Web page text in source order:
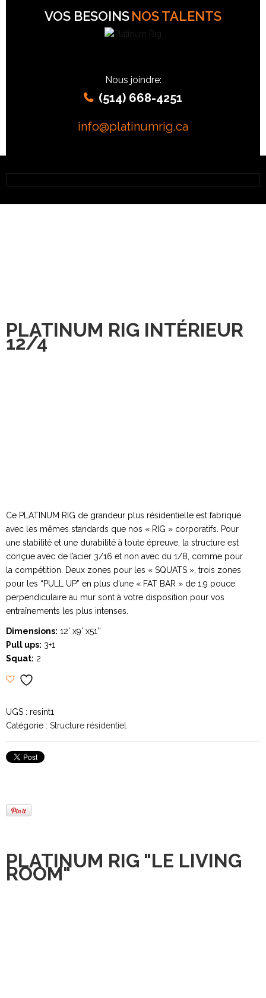
VOS BESOINSNOS TALENTS
Nous joindre:
(514) 668-4251
info@platinumrig.ca
PLATINUM RIG INTÉRIEUR
12/4
Ce PLATINUM RIG de grandeur plus résidentielle est fabriqué
avec les mêmes standards que nos « RIG » corporatifs. Pour
une stabilité et une durabilité à toute épreuve, la structure est
conçue avec de l’acier 3/16 et non avec du 1/8, comme pour
la compétition. Deux zones pour les « SQUATS », trois zones
pour les “PULL UP” en plus d’une « FAT BAR » de 1.9 pouce
perpendiculaire au mur sont à votre disposition pour vos
entraînements les plus intenses.
Dimensions: 12' x9' x51''
Pull ups: 3+1
Squat: 2
UGS : resint1
Catégorie : Structure résidentiel
PLATINUM RIG "LE LIVING
ROOM"